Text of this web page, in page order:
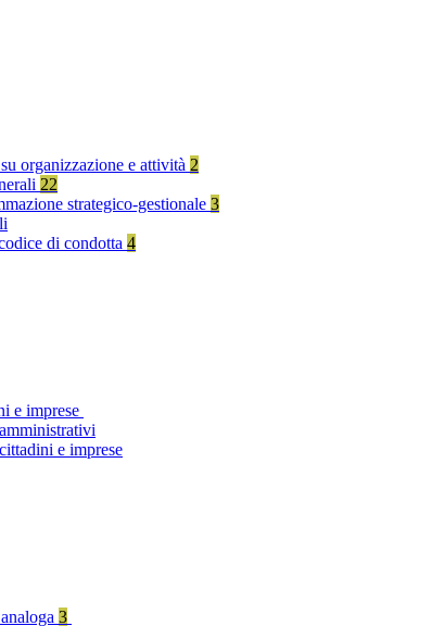
organizzazione e attività 2
22
strategico-gestionale 3
di condotta 4
e imprese
e imprese
3